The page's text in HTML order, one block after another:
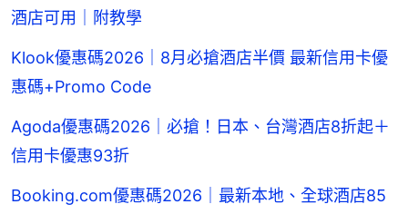
酒店可用｜附教學
Klook優惠碼2026｜8月必搶酒店半價 最新信用卡優
惠碼+Promo Code
Agoda優惠碼2026｜必搶！日本、台灣酒店8折起＋
信用卡優惠93折
Booking.com優惠碼2026｜最新本地、全球酒店85